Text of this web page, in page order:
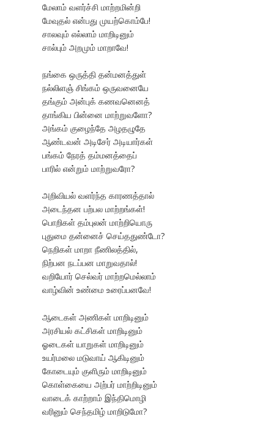
மேலாம் வளர்ச்சி மாற்றமின்றி
மேவுதல் என்பது முயற்கொம்பே!
சாலவும் எல்லாம் மாறிடினும்
சால்பும் அறமும் மாறாவே!
நங்கை ஒருத்தி தன்மனத்துள்
நல்லிளஞ் சிங்கம் ஒருவனையே
தங்கும் அன்புக் கணவனெனத்
தாங்கிய பின்னை மாற்றுவளோ?
அங்கம் குழைந்தே அழதழுதே
ஆண்டவன் அடிசேர் அடியார்கள்
பங்கம் நேரத் தம்மனத்தைப்
பாரில் என்றும் மாற்றுவரோ?
அறிவியல் வளர்ந்த காரணத்தால்
அடைந்தன பற்பல மாற்றங்கள்!
பொறிகள் தம்புலன் மாற்றியொரு
புதுமை தன்னைச் செய்ததுண்டோ?
நெறிகள் மாறா நீணிலத்தில்,
நிற்பன நடப்பன மாறுவதால்!
வறியோர் செல்வர் மாற்றமெல்லாம்
வாழ்வின் உண்மை உரைப்பனவே!
ஆடைகள் அணிகள் மாறிடினும்
அரசியல் கட்சிகள் மாறிடினும்
ஓடைகள் யாறுகள் மாறிடினும்
உயர்மலை மடுவாய் ஆகிடினும்
கோடையும் குளிரும் மாறிடினும்
கொள்கையை அற்பர் மாற்றிடினும்
வாடைக் காற்றாம் இந்திமொழி
வரினும் செந்தமிழ் மாறிடுமோ?